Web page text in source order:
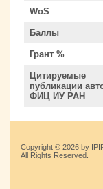
WoS
Баллы
Грант %
Цитируемые
публикации
ФИЦ ИУ РАН
Copyright © 2026 by
All Rights Reserved.